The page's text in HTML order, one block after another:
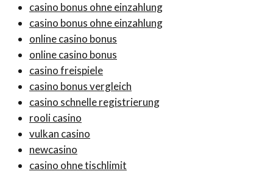
casino bonus ohne einzahlung
casino bonus ohne einzahlung
online casino bonus
online casino bonus
casino freispiele
casino bonus vergleich
casino schnelle registrierung
rooli casino
vulkan casino
newcasino
casino ohne tischlimit